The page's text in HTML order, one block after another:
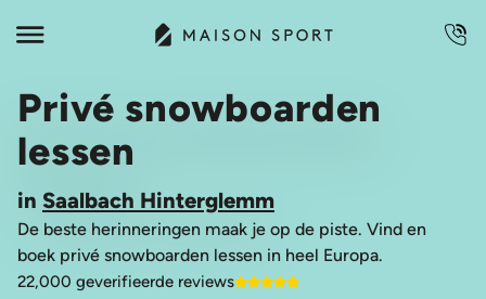
Privé snowboarden
lessen
in Saalbach Hinterglemm
De beste herinneringen maak je op de piste. Vind en
boek privé snowboarden lessen in heel Europa.
22,000 geverifieerde reviews